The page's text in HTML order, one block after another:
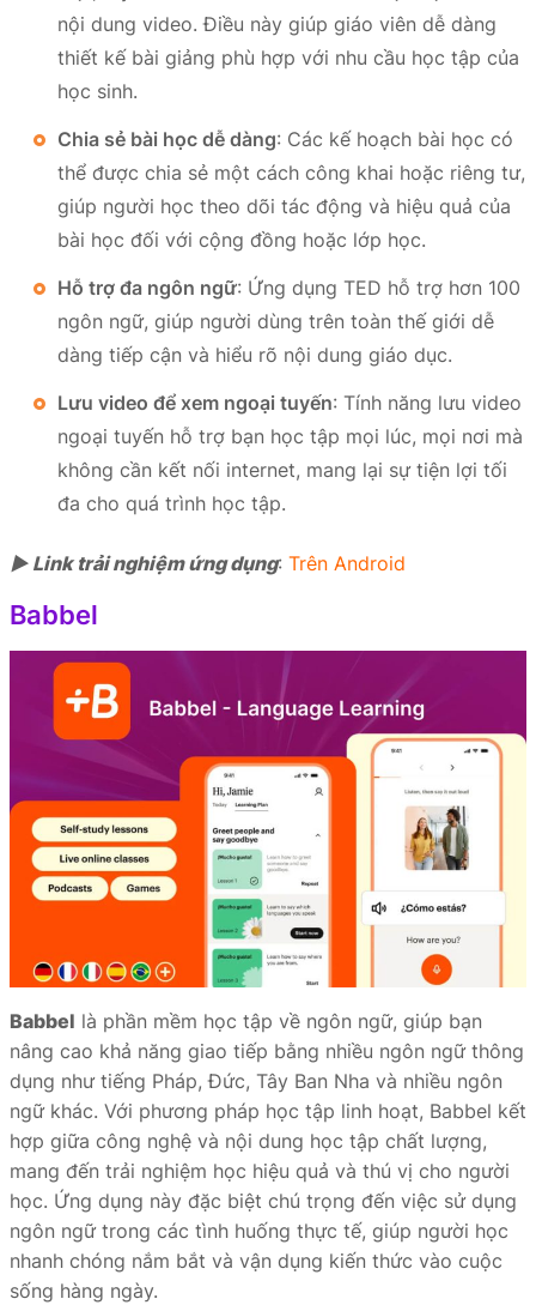
nội dung video. Điều này giúp giáo viên dễ dàng
thiết kế bài giảng phù hợp với nhu cầu học tập của
học sinh.
Chia sẻ bài học dễ dàng: Các kế hoạch bài học có
thể được chia sẻ một cách công khai hoặc riêng tư,
giúp người học theo dõi tác động và hiệu quả của
bài học đối với cộng đồng hoặc lớp học.
Hỗ trợ đa ngôn ngữ: Ứng dụng TED hỗ trợ hơn 100
ngôn ngữ, giúp người dùng trên toàn thế giới dễ
dàng tiếp cận và hiểu rõ nội dung giáo dục.
Lưu video để xem ngoại tuyến: Tính năng lưu video
ngoại tuyến hỗ trợ bạn học tập mọi lúc, mọi nơi mà
không cần kết nối internet, mang lại sự tiện lợi tối
đa cho quá trình học tập.
► Link trải nghiệm ứng dụng: Trên Android
Babbel
Babbel là phần mềm học tập về ngôn ngữ, giúp bạn
nâng cao khả năng giao tiếp bằng nhiều ngôn ngữ thông
dụng như tiếng Pháp, Đức, Tây Ban Nha và nhiều ngôn
ngữ khác. Với phương pháp học tập linh hoạt, Babbel kết
hợp giữa công nghệ và nội dung học tập chất lượng,
mang đến trải nghiệm học hiệu quả và thú vị cho người
học. Ứng dụng này đặc biệt chú trọng đến việc sử dụng
ngôn ngữ trong các tình huống thực tế, giúp người học
nhanh chóng nắm bắt và vận dụng kiến thức vào cuộc
sống hàng ngày.